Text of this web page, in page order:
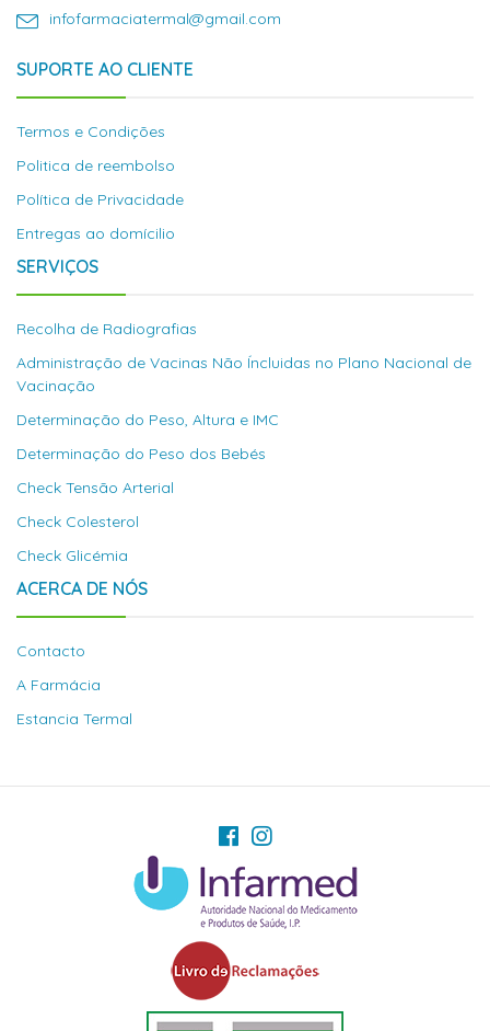
infofarmaciatermal@gmail.com
SUPORTE AO CLIENTE
Termos e Condições
Politica de reembolso
Política de Privacidade
Entregas ao domícilio
SERVIÇOS
Recolha de Radiografias
Administração de Vacinas Não Íncluidas no Plano Nacional de
Vacinação
Determinação do Peso, Altura e IMC
Determinação do Peso dos Bebés
Check Tensão Arterial
Check Colesterol
Check Glicémia
ACERCA DE NÓS
Contacto
A Farmácia
Estancia Termal